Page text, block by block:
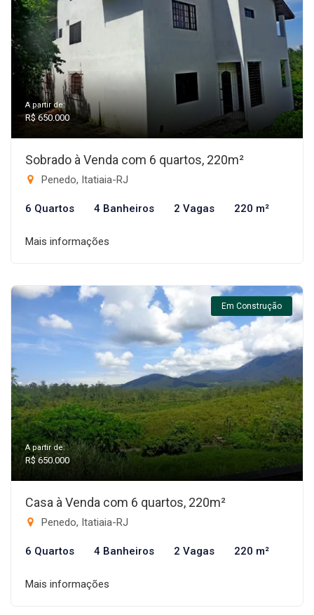
A partir de:
R$ 650.000
Sobrado à Venda com 6 quartos, 220m²
Penedo, Itatiaia-RJ
6 Quartos 4 Banheiros 2 Vagas 220 m²
Mais informações
Em Construção
A partir de:
R$ 650.000
Casa à Venda com 6 quartos, 220m²
Penedo, Itatiaia-RJ
6 Quartos 4 Banheiros 2 Vagas 220 m²
Mais informações